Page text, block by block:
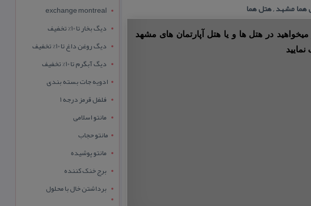
هما مشهد , هتل هما
در هتل ها و یا هتل آپارتمان های مشهد
exchange montreal
دیگ بخار تا 10% تخفیف
دیگ روغن داغ تا 10% تخفیف
دیگ آبگرم تا 10% تخفیف
ادویه جات بسته بندی
فلفل قرمز درجه 1
مانتو اسلامی
مانتو حجاب
مانتو پوشیده
برج خنک کننده
برداشتن خال با محلول